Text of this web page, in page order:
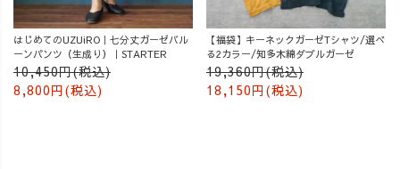
はじめてのUZUiRO｜七分丈ガーゼバル
ーンパンツ（生成り）｜STARTER
10,450円(税込)
8,800円(税込)
【福袋】キーネックガーゼTシャツ/選べ
る2カラー/知多木綿ダブルガーゼ
19,360円(税込)
18,150円(税込)